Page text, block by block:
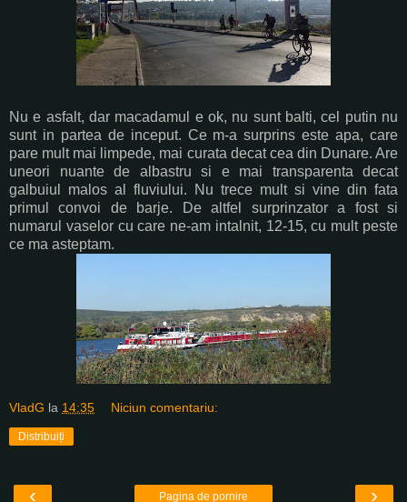
Nu e asfalt, dar macadamul e ok, nu sunt balti, cel putin nu
sunt in partea de inceput. Ce m-a surprins este apa, care
pare mult mai limpede, mai curata decat cea din Dunare. Are
uneori nuante de albastru si e mai transparenta decat
galbuiul malos al fluviului. Nu trece mult si vine din fata
primul convoi de barje. De altfel surprinzator a fost si
numarul vaselor cu care ne-am intalnit, 12-15, cu mult peste
ce ma asteptam.
VladG la 14:35 Niciun comentariu:
Distribuiți
‹ ›
Pagina de pornire